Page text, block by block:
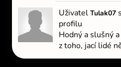
Uživatel Tulak07
profilu
Hodný a slušný
z toho, jací lidé